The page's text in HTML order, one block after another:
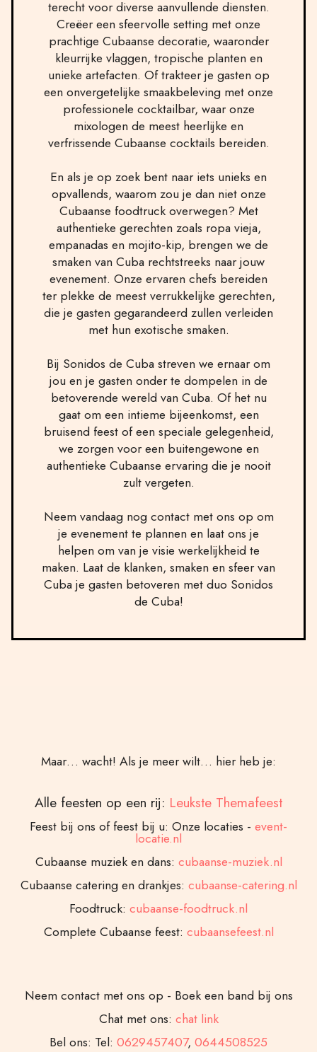
terecht voor diverse aanvullende diensten.
Creëer een sfeervolle setting met onze
prachtige Cubaanse decoratie, waaronder
kleurrijke vlaggen, tropische planten en
unieke artefacten. Of trakteer je gasten op
een onvergetelijke smaakbeleving met onze
professionele cocktailbar, waar onze
mixologen de meest heerlijke en
verfrissende Cubaanse cocktails bereiden.
En als je op zoek bent naar iets unieks en
opvallends, waarom zou je dan niet onze
Cubaanse foodtruck overwegen? Met
authentieke gerechten zoals ropa vieja,
empanadas en mojito-kip, brengen we de
smaken van Cuba rechtstreeks naar jouw
evenement. Onze ervaren chefs bereiden
ter plekke de meest verrukkelijke gerechten,
die je gasten gegarandeerd zullen verleiden
met hun exotische smaken.
Bij Sonidos de Cuba streven we ernaar om
jou en je gasten onder te dompelen in de
betoverende wereld van Cuba. Of het nu
gaat om een intieme bijeenkomst, een
bruisend feest of een speciale gelegenheid,
we zorgen voor een buitengewone en
authentieke Cubaanse ervaring die je nooit
zult vergeten.
Neem vandaag nog contact met ons op om
je evenement te plannen en laat ons je
helpen om van je visie werkelijkheid te
maken. Laat de klanken, smaken en sfeer van
Cuba je gasten betoveren met duo Sonidos
de Cuba!
Maar… wacht! Als je meer wilt… hier heb je:
Alle feesten op een rij: Leukste Themafeest
Feest bij ons of feest bij u: Onze locaties - event-
locatie.nl
Cubaanse muziek en dans: cubaanse-muziek.nl
Cubaanse catering en drankjes: cubaanse-catering.nl
Foodtruck: cubaanse-foodtruck.nl
Complete Cubaanse feest: cubaansefeest.nl
Neem contact met ons op - Boek een band bij ons
Chat met ons: chat link
Bel ons: Tel: 0629457407, 0644508525